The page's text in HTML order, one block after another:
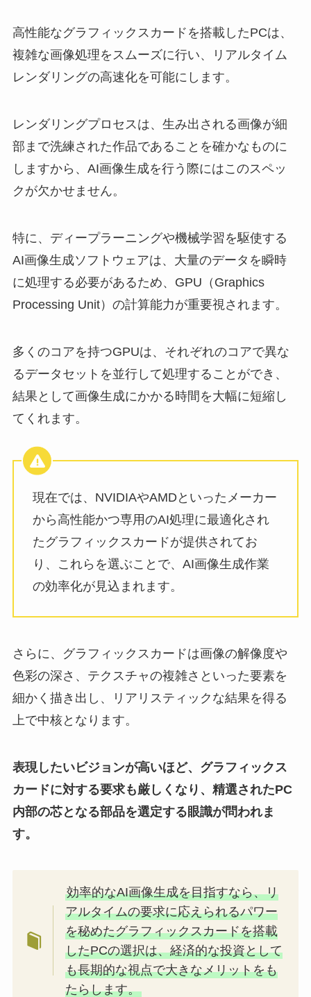
高性能なグラフィックスカードを搭載したPCは、
複雑な画像処理をスムーズに行い、リアルタイム
レンダリングの高速化を可能にします。
レンダリングプロセスは、生み出される画像が細
部まで洗練された作品であることを確かなものに
しますから、AI画像生成を行う際にはこのスペッ
クが欠かせません。
特に、ディープラーニングや機械学習を駆使する
AI画像生成ソフトウェアは、大量のデータを瞬時
に処理する必要があるため、GPU（Graphics
Processing Unit）の計算能力が重要視されます。
多くのコアを持つGPUは、それぞれのコアで異な
るデータセットを並行して処理することができ、
結果として画像生成にかかる時間を大幅に短縮し
てくれます。
現在では、NVIDIAやAMDといったメーカー
から高性能かつ専用のAI処理に最適化され
たグラフィックスカードが提供されてお
り、これらを選ぶことで、AI画像生成作業
の効率化が見込まれます。
さらに、グラフィックスカードは画像の解像度や
色彩の深さ、テクスチャの複雑さといった要素を
細かく描き出し、リアリスティックな結果を得る
上で中核となります。
表現したいビジョンが高いほど、グラフィックス
カードに対する要求も厳しくなり、精選されたPC
内部の芯となる部品を選定する眼識が問われま
す。
効率的なAI画像生成を目指すなら、リ
アルタイムの要求に応えられるパワー
を秘めたグラフィックスカードを搭載
したPCの選択は、経済的な投資として
も長期的な視点で大きなメリットをも
たらします。